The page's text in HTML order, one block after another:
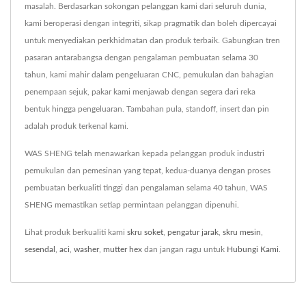
masalah. Berdasarkan sokongan pelanggan kami dari seluruh dunia,
kami beroperasi dengan integriti, sikap pragmatik dan boleh dipercayai
untuk menyediakan perkhidmatan dan produk terbaik. Gabungkan tren
pasaran antarabangsa dengan pengalaman pembuatan selama 30
tahun, kami mahir dalam pengeluaran CNC, pemukulan dan bahagian
penempaan sejuk, pakar kami menjawab dengan segera dari reka
bentuk hingga pengeluaran. Tambahan pula, standoff, insert dan pin
adalah produk terkenal kami.
WAS SHENG telah menawarkan kepada pelanggan produk industri
pemukulan dan pemesinan yang tepat, kedua-duanya dengan proses
pembuatan berkualiti tinggi dan pengalaman selama 40 tahun, WAS
SHENG memastikan setiap permintaan pelanggan dipenuhi.
Lihat produk berkualiti kami skru soket pengatur jarak skru mesin
sesendal aci washer, mutter hex dan jangan ragu untuk Hubungi Kami